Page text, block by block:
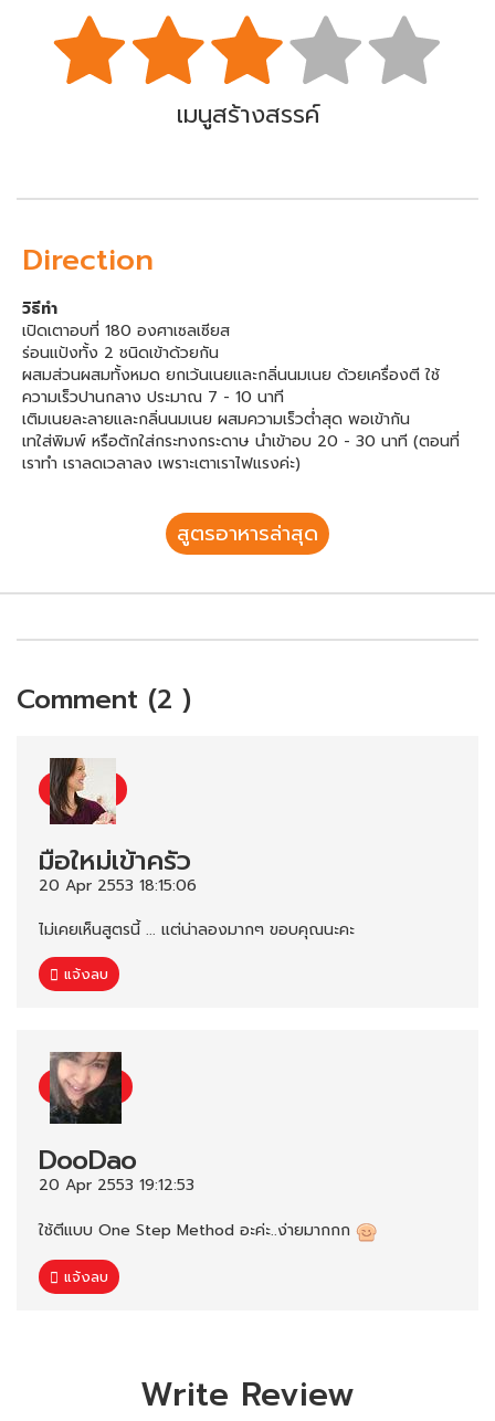
เมนูสร้างสรรค์
Direction
วิธีทำ
เปิดเตาอบที่ 180 องศาเซลเซียส
ร่อนแป้งทั้ง 2 ชนิดเข้าด้วยกัน
ผสมส่วนผสมทั้งหมด ยกเว้นเนยและกลิ่นนมเนย ด้วยเครื่องตี ใช้
ความเร็วปานกลาง ประมาณ 7 - 10 นาที
เติมเนยละลายและกลิ่นนมเนย ผสมความเร็วต่ำสุด พอเข้ากัน
เทใส่พิมพ์ หรือตักใส่กระทงกระดาษ นำเข้าอบ 20 - 30 นาที (ตอนที่
เราทำ เราลดเวลาลง เพราะเตาเราไฟแรงค่ะ)
สูตรอาหารล่าสุด
Comment (2 )
มือใหม่เข้าครัว
20 Apr 2553 18:15:06
ไม่เคยเห็นสูตรนี้ ... แต่น่าลองมากๆ ขอบคุณนะคะ
แจ้งลบ
DooDao
20 Apr 2553 19:12:53
ใช้ตีแบบ One Step Method อะค่ะ..ง่ายมากกก
แจ้งลบ
Write Review